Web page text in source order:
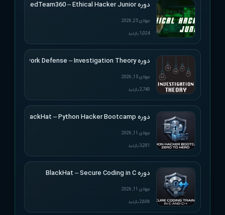
دوره RedTeam360 – Ethical Hacker Junior
جولای 25, 2026
1,024 بازدید
دوره Applied Network Defense – Investigation Theory
جولای 15, 2026
2,740 بازدید
دوره BlackHat – Python Hacker Bootcamp
جولای 11, 2026
3,281 بازدید
دوره BlackHat – Secure Coding in C
جولای 11, 2026
2,606 بازدید